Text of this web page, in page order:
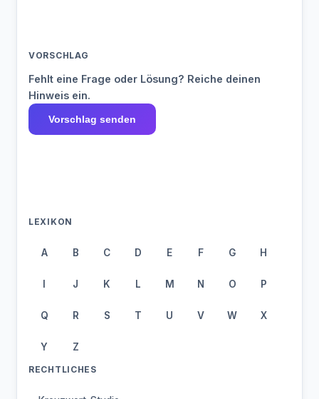
VORSCHLAG
Fehlt eine Frage oder Lösung? Reiche deinen
Hinweis ein.
Vorschlag senden
LEXIKON
A B C D E F G H
I J K L M N O P
Q R S T U V W X
Y Z
RECHTLICHES